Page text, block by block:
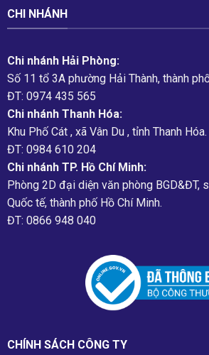
CHI NHÁNH
Chi nhánh Hải Phòng:
Số 11 tổ 3A phường Hải Thành, thành
ĐT: 0974 435 565
Chi nhánh Thanh Hóa:
Khu Phố Cát , xã Vân Du , tỉnh Thanh Hóa.
ĐT: 0984 610 204
Chi nhánh TP. Hồ Chí Minh:
Phòng 2D đại diện văn phòng BGD&ĐT,
Quốc tế, thành phố Hồ Chí Minh.
ĐT: 0866 948 040
CHÍNH SÁCH CÔNG TY